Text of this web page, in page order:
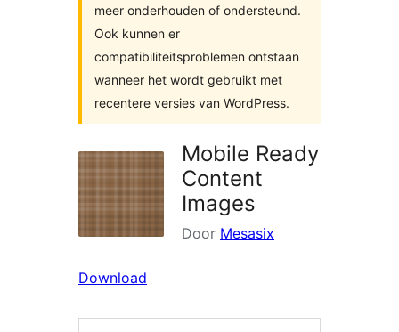
meer onderhouden of ondersteund.
Ook kunnen er
compatibiliteitsproblemen ontstaan
wanneer het wordt gebruikt met
recentere versies van WordPress.
Mobile Ready
Content
Images
Door Mesasix
Download